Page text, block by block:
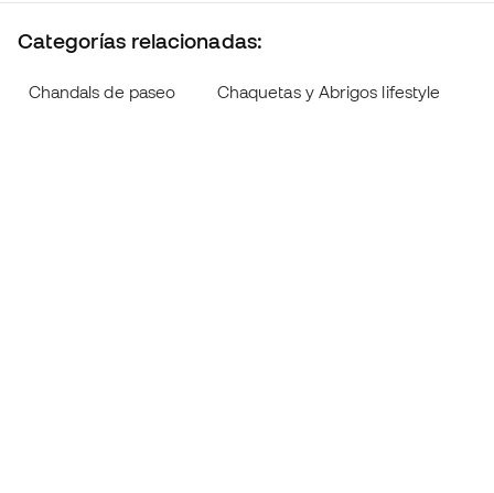
Categorías relacionadas:
Chandals de paseo Chaquetas y Abrigos lifestyle